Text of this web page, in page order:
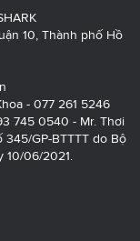
10, Thành phố Hồ
- 077 261 5246
745 0540 - Mr. Thơi
GP-BTTTT do Bộ
10/06/2021.